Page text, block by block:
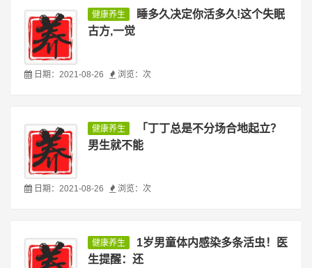
健康养生
睡多久决定你活多久!这个失眠
古方,一觉
日期：2021-08-26 浏览： 次
健康养生
「丁丁总是不分场合地起立？
男生就不能
日期：2021-08-26 浏览： 次
健康养生
1岁男童体内感染多条活虫！医
生提醒：还